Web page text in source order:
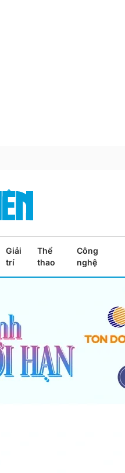
Giải
trí
Thể
thao
Công
nghệ